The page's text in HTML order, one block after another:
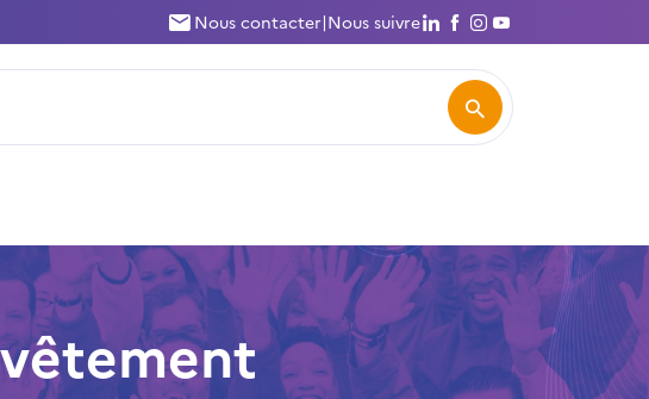
Nous contacter|Nous suivre Nous suivre
Nous suivre
Nous suivre
Rechercher